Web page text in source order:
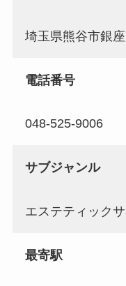
埼玉県熊谷市銀
電話番号
048-525-9006
サブジャンル
エステティック
最寄駅